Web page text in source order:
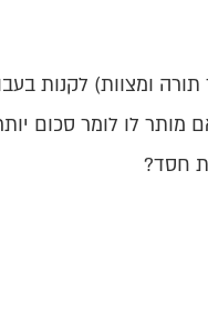
ומצוות) לקנות
חסד?